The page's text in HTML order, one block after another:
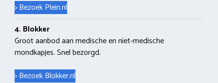
> Bezoek Plein.nl
4. Blokker
Groot aanbod aan medische en niet-medische
mondkapjes. Snel bezorgd.
> Bezoek Blokker.nl